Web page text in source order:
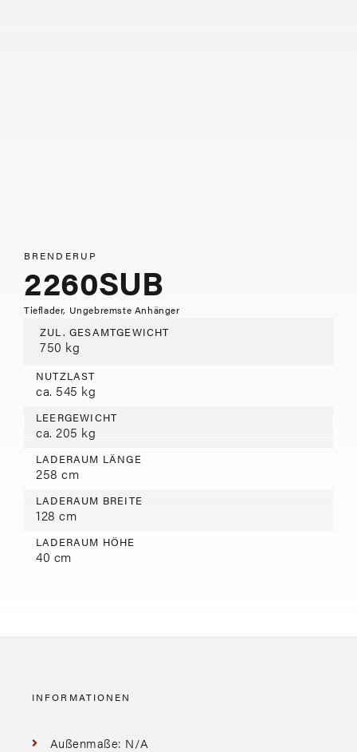
BRENDERUP
2260SUB
Tieflader, Ungebremste Anhänger
ZUL. GESAMTGEWICHT
750 kg
NUTZLAST
ca. 545 kg
LEERGEWICHT
ca. 205 kg
LADERAUM LÄNGE
258 cm
LADERAUM BREITE
128 cm
LADERAUM HÖHE
40 cm
INFORMATIONEN
Außenmaße: N/A